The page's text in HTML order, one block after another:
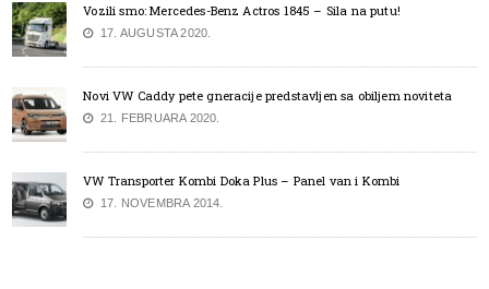
Vozili smo: Mercedes-Benz Actros 1845 – Sila na putu!
17. AUGUSTA 2020.
Novi VW Caddy pete gneracije predstavljen sa obiljem noviteta
21. FEBRUARA 2020.
VW Transporter Kombi Doka Plus – Panel van i Kombi
17. NOVEMBRA 2014.